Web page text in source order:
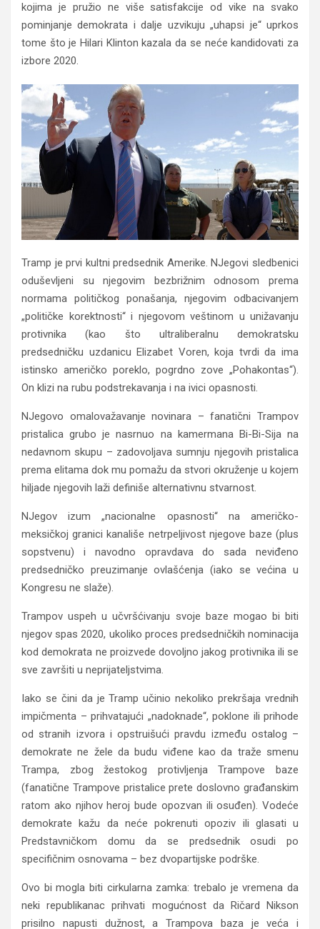
kojima je pružio ne više satisfakcije od vike na svako
pominjanje demokrata i dalje uzvikuju „uhapsi je“ uprkos
tome što je Hilari Klinton kazala da se neće kandidovati za
izbore 2020.
Tramp je prvi kultni predsednik Amerike. NJegovi sledbenici
oduševljeni su njegovim bezbrižnim odnosom prema
normama političkog ponašanja, njegovim odbacivanjem
„političke korektnosti“ i njegovom veštinom u unižavanju
protivnika (kao što ultraliberalnu demokratsku
predsedničku uzdanicu Elizabet Voren, koja tvrdi da ima
istinsko američko poreklo, pogrdno zove „Pohakontas“).
On klizi na rubu podstrekavanja i na ivici opasnosti.
NJegovo omalovažavanje novinara – fanatični Trampov
pristalica grubo je nasrnuo na kamermana Bi-Bi-Sija na
nedavnom skupu – zadovoljava sumnju njegovih pristalica
prema elitama dok mu pomažu da stvori okruženje u kojem
hiljade njegovih laži definiše alternativnu stvarnost.
NJegov izum „nacionalne opasnosti“ na američko-
meksičkoj granici kanališe netrpeljivost njegove baze (plus
sopstvenu) i navodno opravdava do sada neviđeno
predsedničko preuzimanje ovlašćenja (iako se većina u
Kongresu ne slaže).
Trampov uspeh u učvršćivanju svoje baze mogao bi biti
njegov spas 2020, ukoliko proces predsedničkih nominacija
kod demokrata ne proizvede dovoljno jakog protivnika ili se
sve završiti u neprijateljstvima.
Iako se čini da je Tramp učinio nekoliko prekršaja vrednih
impičmenta – prihvatajući „nadoknade“, poklone ili prihode
od stranih izvora i opstruišući pravdu između ostalog –
demokrate ne žele da budu viđene kao da traže smenu
Trampa, zbog žestokog protivljenja Trampove baze
(fanatične Trampove pristalice prete doslovno građanskim
ratom ako njihov heroj bude opozvan ili osuđen). Vodeće
demokrate kažu da neće pokrenuti opoziv ili glasati u
Predstavničkom domu da se predsednik osudi po
specifičnim osnovama – bez dvopartijske podrške.
Ovo bi mogla biti cirkularna zamka: trebalo je vremena da
neki republikanac prihvati mogućnost da Ričard Nikson
prisilno napusti dužnost, a Trampova baza je veća i